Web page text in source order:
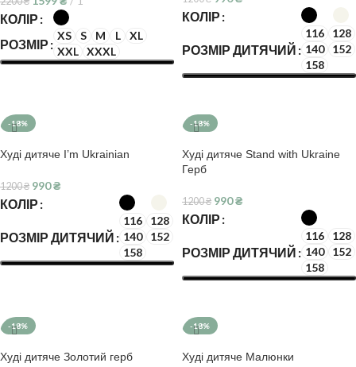
КОЛІР
РОЗМІР
XS S M L
XL
XXL XXXL
КОЛІР
РОЗМІР ДИТЯЧИЙ
116
128
140
152
158
-18%
Худі дитяче I’m Ukrainian
1200₴ 990₴
КОЛІР
РОЗМІР ДИТЯЧИЙ
116
128
140
152
158
-18%
Худі дитяче Stand with Ukraine
Герб
1200₴ 990₴
КОЛІР
РОЗМІР ДИТЯЧИЙ
116
128
140
152
158
-18%
Худі дитяче Золотий герб
-18%
Худі дитяче Малюнки